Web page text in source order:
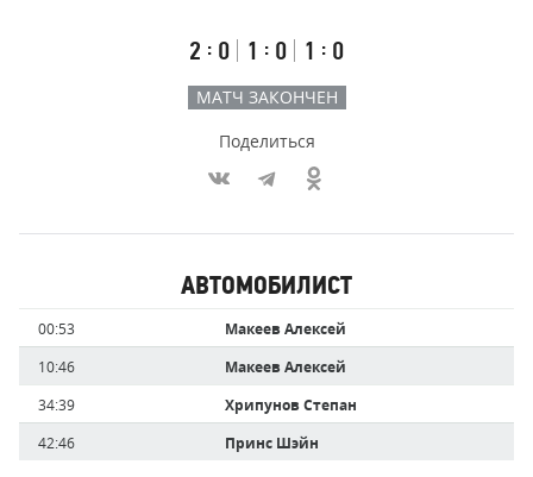
Первый
тайм
2 : 0
Второй
тайм
1 : 0
Третий
тайм
1 : 0
МАТЧ ЗАКОНЧЕН
Поделиться
забившие
голы
АВТОМОБИЛИСТ
Время Имя
игрока
00:53
Макеев Алексей
10:46
Макеев Алексей
34:39
Хрипунов Степан
42:46
Принс Шэйн